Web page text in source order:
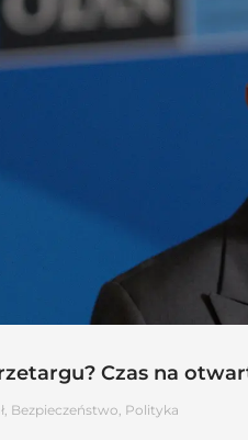
Czas na
Bezpieczeństwo Polityka